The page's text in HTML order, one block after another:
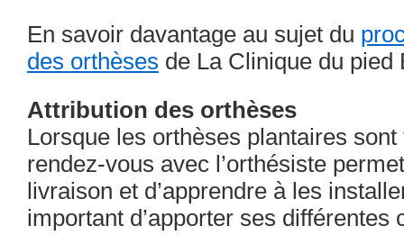
En savoir davantage au sujet du
des orthèses de La Clinique du pied
Attribution des orthèses
Lorsque les orthèses plantaires
rendez-vous avec l’orthésiste
livraison et d’apprendre à les
important d’apporter ses différentes